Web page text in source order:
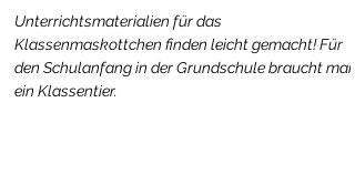
Unterrichtsmaterialien für das
Klassenmaskottchen finden leicht gemacht! Für
den Schulanfang in der Grundschule braucht man
ein Klassentier.